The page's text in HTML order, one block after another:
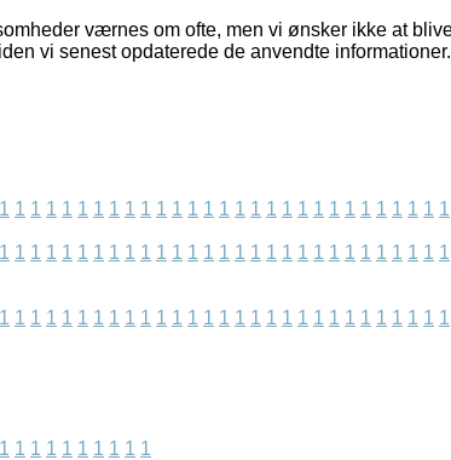
værnes om ofte, men vi ønsker ikke at
vi senest opdaterede de anvendte informationer.
1 1 1 1 1 1 1 1 1 1 1 1 1 1 1 1 1 1 1 1 1 1 1 1 1 1 1 1 1
1 1 1 1 1 1 1 1 1 1 1 1 1 1 1 1 1 1 1 1 1 1 1 1 1 1 1 1 1
1 1 1 1 1 1 1 1 1 1 1 1 1 1 1 1 1 1 1 1 1 1 1 1 1 1 1 1 1
1 1 1 1 1 1 1 1 1 1